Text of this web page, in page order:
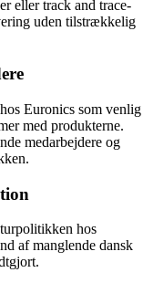
eller track and trace-
uden tilstrækkelig
Euronics som venlig
med produkterne.
medarbejdere og
hos
af manglende dansk